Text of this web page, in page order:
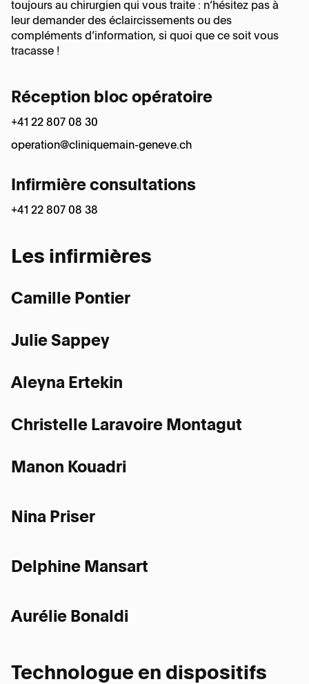
Lésion des tendons fléchisseurs
Lésion du TFCC
Maladie de Dupuytren
Rhizarthrose
ou SDRC
Syndrome du tunnel carpien
Tendinite de Quervain
toujours au chirurgien qui vous traite : n’hésitez pas à
leur demander des éclaircissements ou des
compléments d’information, si quoi que ce soit vous
tracasse !
Réception bloc opératoire
+41 22 807 08 30
operation@cliniquemain-geneve.ch
Infirmière consultations
+41 22 807 08 38
Les infirmières
Camille Pontier
Julie Sappey
Aleyna Ertekin
Christelle Laravoire Montagut
Manon Kouadri
Nina Priser
Delphine Mansart
Aurélie Bonaldi
Technologue en dispositifs